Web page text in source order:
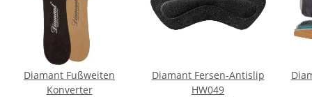
Diamant Fußweiten
Konverter
Diamant Fersen-Antislip
HW049